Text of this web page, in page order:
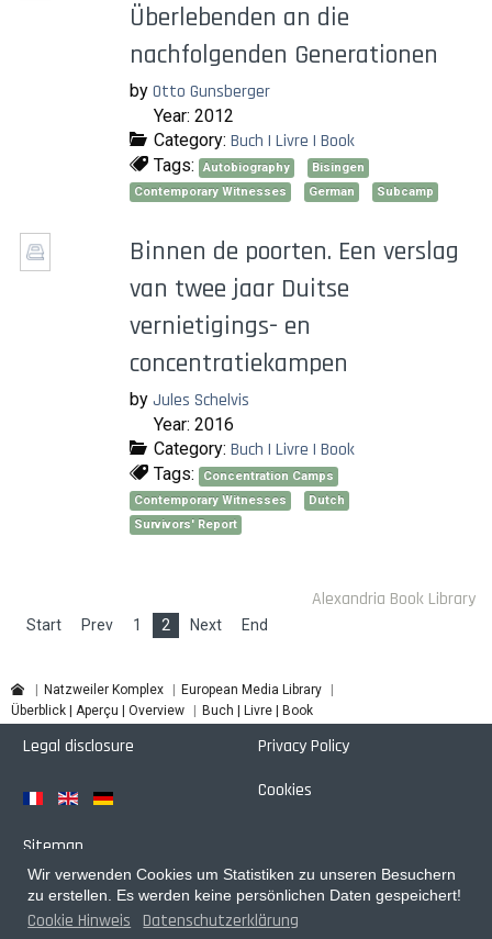
Wir verwenden Cookies um Statistiken zu unseren Besuchern
zu erstellen. Es werden keine persönlichen Daten gespeichert!
Cookie Hinweis Datenschutzerklärung
Überlebenden an die
nachfolgenden Generationen
by Otto Gunsberger
Year: 2012
Category: Buch | Livre | Book
Tags: Autobiography
Bisingen
Contemporary Witnesses
German Subcamp
Binnen de poorten. Een verslag
van twee jaar Duitse
vernietigings- en
concentratiekampen
by Jules Schelvis
Year: 2016
Category: Buch | Livre | Book
Tags:
Concentration Camps
Contemporary Witnesses
Dutch
Survivors' Report
Alexandria Book Library
Start Prev 1 2 Next End
Natzweiler Komplex
European Media Library
Überblick | Aperçu | Overview
Buch | Livre | Book
Legal disclosure
Privacy Policy
Cookies
Sitemap
Login